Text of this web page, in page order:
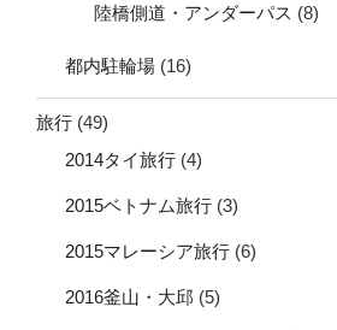
陸橋側道・アンダーパス (8)
都内駐輪場 (16)
旅行 (49)
2014タイ旅行 (4)
2015ベトナム旅行 (3)
2015マレーシア旅行 (6)
2016釜山・大邱 (5)